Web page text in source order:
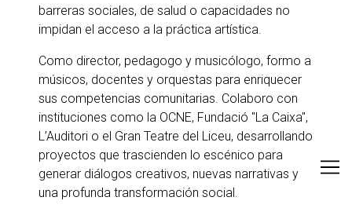
barreras sociales, de salud o capacidades no
impidan el acceso a la práctica artística.
Como director, pedagogo y musicólogo, formo a
músicos, docentes y orquestas para enriquecer
sus competencias comunitarias. Colaboro con
instituciones como la OCNE, Fundació "La Caixa",
L’Auditori o el Gran Teatre del Liceu, desarrollando
proyectos que trascienden lo escénico para
generar diálogos creativos, nuevas narrativas y
una profunda transformación social.